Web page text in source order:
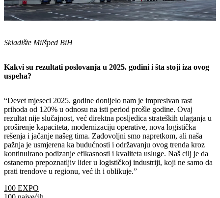
Skladište Milšped BiH
Kakvi su rezultati poslovanja u 2025. godini i šta stoji iza ovog
uspeha?
“Devet mjeseci 2025. godine donijelo nam je impresivan rast
prihoda od 120% u odnosu na isti period prošle godine. Ovaj
rezultat nije slučajnost, već direktna posljedica strateških ulaganja u
proširenje kapaciteta, modernizaciju operative, nova logistička
rešenja i jačanje našeg tima. Zadovoljni smo napretkom, ali naša
pažnja je usmjerena ka budućnosti i održavanju ovog trenda kroz
kontinuirano podizanje efikasnosti i kvaliteta usluge. Naš cilj je da
ostanemo prepoznatljiv lider u logističkoj industriji, koji ne samo da
prati trendove u regionu, već ih i oblikuje.”
100 EXPO